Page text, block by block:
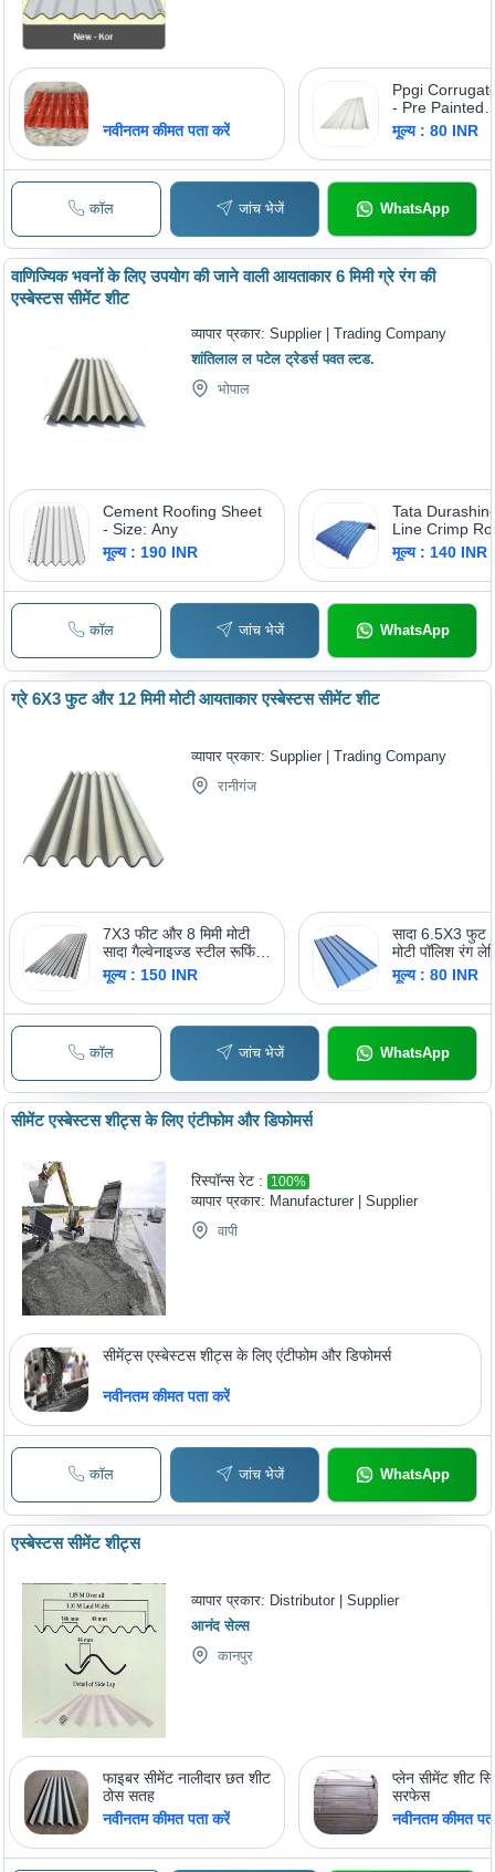
नवीनतम कीमत पता करें
Ppgi
- Pre Painted
Galvanized
White |
Thermal &
Insulation
Maintenance
Easy to Install
मूल्य : 80 INR
कॉल जांच भेजें WhatsApp
वाणिज्यिक भवनों के लिए उपयोग की जाने वाली आयताकार 6 मिमी ग्रे रंग की
एस्बेस्टस सीमेंट शीट
व्यापार प्रकार:Supplier | Trading Company
शांतिलाल ल पटेल ट्रेडर्स पवत ल्टड.
भोपाल
Cement Roofing Sheet
- Size: Any
मूल्य : 190 INR
Tata
Line Crimp
Sheets
मूल्य : 140 INR
कॉल जांच भेजें WhatsApp
ग्रे 6X3 फुट और 12 मिमी मोटी आयताकार एस्बेस्टस सीमेंट शीट
व्यापार प्रकार:Supplier | Trading Company
रानीगंज
7X3 फीट और 8 मिमी मोटी
सादा गैल्वेनाइज्ड स्टील रूफिंग
शीट की लंबाई: 7 फुट (फीट)
मूल्य : 150 INR
सादा 6.5X3 फुट
मोटी पॉलिश रंग
रूफिंग शीट
मूल्य : 80 INR
कॉल जांच भेजें WhatsApp
सीमेंट एस्बेस्टस शीट्स के लिए एंटीफोम और डिफोमर्स
रिस्पॉन्स रेट : 100%
व्यापार प्रकार: Manufacturer | Supplier
वापी
सीमेंट्स एस्बेस्टस शीट्स के लिए एंटीफोम और डिफोमर्स
नवीनतम कीमत पता करें
कॉल जांच भेजें WhatsApp
एस्बेस्टस सीमेंट शीट्स
व्यापार प्रकार: Distributor | Supplier
आनंद सेल्स
कानपुर
फाइबर सीमेंट नालीदार छत शीट
ठोस सतह
नवीनतम कीमत पता करें
प्लेन सीमेंट शीट
सरफेस
नवीनतम कीमत